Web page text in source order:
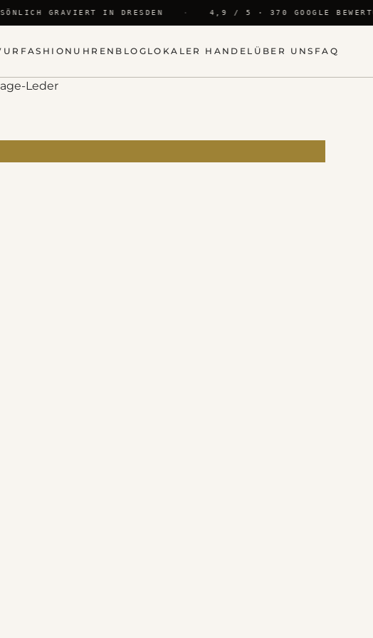
GRAVIERT IN DRESDEN 4,9 / 5 · 370 GOOGLE
FASHION UHREN BLOG LOKALER HANDEL ÜBER UNS FAQ